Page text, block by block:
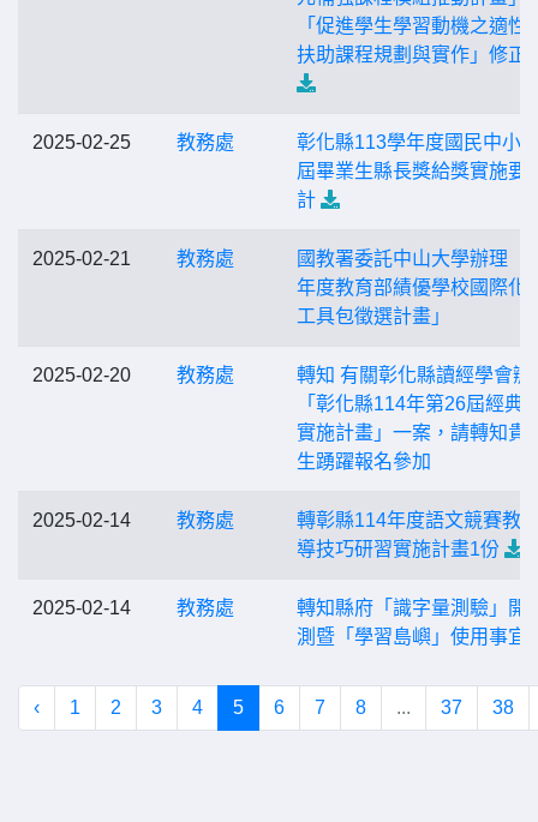
「促進學生學習動機之適性
扶助課程規劃與實作」修正
2025-02-25 教務處
彰化縣113學年度國民中小
屆畢業生縣長獎給獎實施要
計
2025-02-21 教務處
國教署委託中山大學辦理「
年度教育部績優學校國際化
工具包徵選計畫」
2025-02-20 教務處
轉知 有關彰化縣讀經學會辦
「彰化縣114年第26屆經典
實施計畫」一案，請轉知貴
生踴躍報名參加
2025-02-14 教務處
轉彰縣114年度語文競賽教
導技巧研習實施計畫1份
2025-02-14 教務處
轉知縣府「識字量測驗」開
測暨「學習島嶼」使用事宜
‹ 1 2 3 4 5 6 7 8 ... 37 38